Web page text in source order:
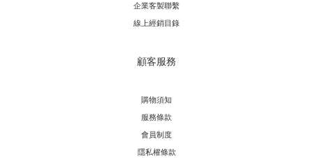
企業客製聯繫
線上經銷目錄
顧客服務
購物須知
服務條款
會員制度
隱私權條款